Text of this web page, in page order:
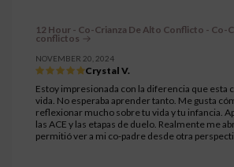
12 Hour - Co-Crianza De Alto Conflicto - Co-
conflictos
NOVEMBER 20, 2024
Crystal V.
Estoy impresionada con la diferencia que esta
vida. No esperaba aprender tanto. Me gusta
reflexionar mucho sobre tu vida y tu infancia.
las ACE y las etapas de duelo. Realmente me
permitió ver a mi co-padre desde otra